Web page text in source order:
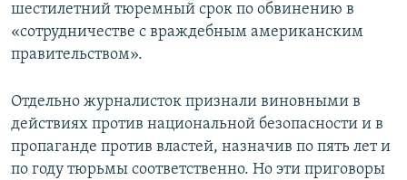
шестилетний тюремный срок по обвинению в
«сотрудничестве с враждебным американским
правительством».
Отдельно журналисток признали виновными в
действиях против национальной безопасности и в
пропаганде против властей, назначив по пять лет и
по году тюрьмы соответственно. Но эти приговоры